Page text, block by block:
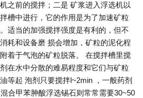
之前的搅拌；二是 矿浆进入浮选机以
槽中进行，它的作用是为了加速矿粒
适当的加强搅拌强度是有利的，但不
耗和设备磨 损会增加，矿粒的泥化程
着于气泡的矿粒脱落。 在搅拌槽里搅
在水中分散的难易程度和它们与矿粒
等起 泡剂只要搅拌l~2min ，一般药剂
合甲苯胂酸浮选锡石则常常需要30~50